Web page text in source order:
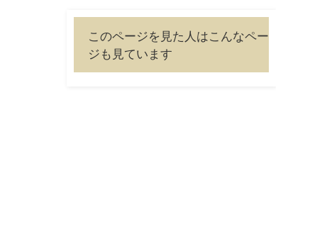
このページを見た人はこんなペー
ジも見ています